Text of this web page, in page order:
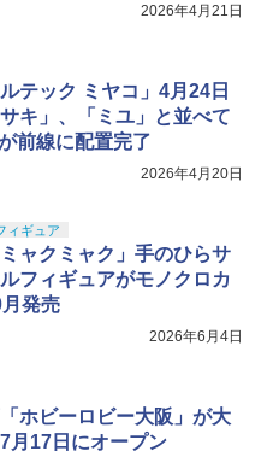
2026年4月21日
テック ミヤコ」4月24日
キ」、「ミユ」と並べて
前線に配置完了
2026年4月20日
ィギュア
ャクミャク」手のひらサ
フィギュアがモノクロカ
発売
2026年6月4日
ホビーロビー大阪」が大
月17日にオープン